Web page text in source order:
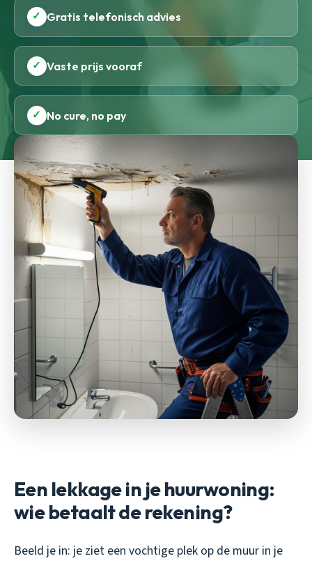
✓ Gratis telefonisch advies
✓ Vaste prijs vooraf
✓ No cure, no pay
Een lekkage in je huurwoning:
wie betaalt de rekening?
Beeld je in: je ziet een vochtige plek op de muur in je